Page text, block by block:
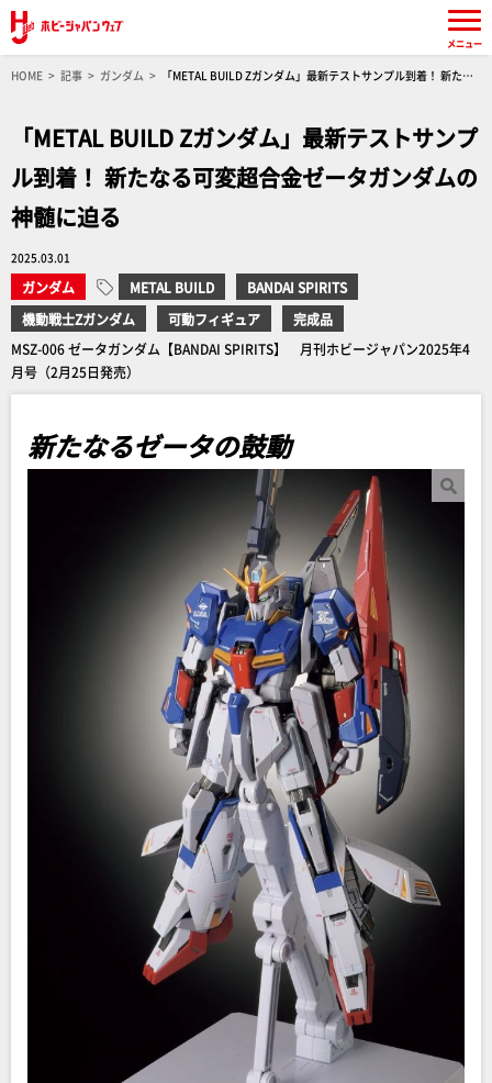
HOME 記事 ガンダム
「METAL BUILD Zガンダム」最新テストサンプル到着！ 新たな
「METAL BUILD Zガンダム」最新テストサンプ
ル到着！ 新たなる可変超合金ゼータガンダムの
神髄に迫る
2025.03.01
ガンダム METAL BUILD
BANDAI SPIRITS
機動戦士Zガンダム
可動フィギュア
完成品
MSZ-006 ゼータガンダム【BANDAI SPIRITS】 月刊ホビージャパン2025年4
月号（2月25日発売）
新たなるゼータの鼓動
メニュー